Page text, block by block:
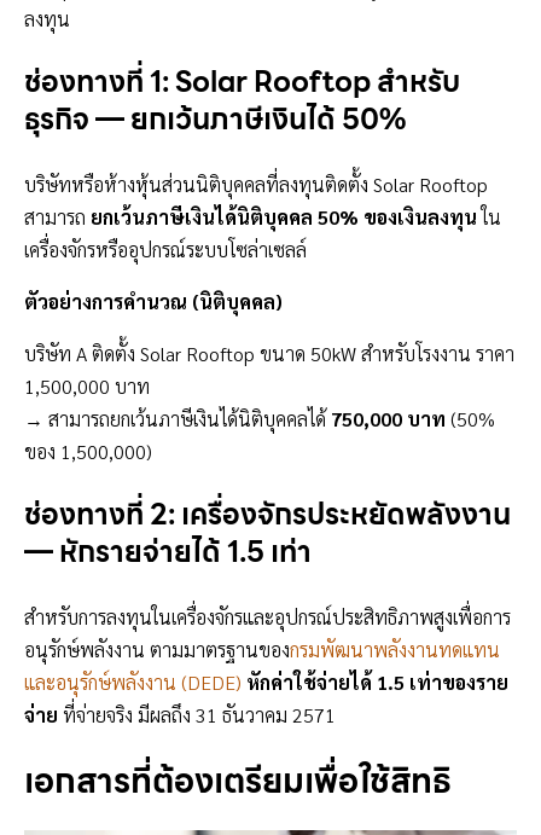
ลงทุน
ช่องทางที่ 1: Solar Rooftop สำหรับ
ธุรกิจ — ยกเว้นภาษีเงินได้ 50%
บริษัทหรือห้างหุ้นส่วนนิติบุคคลที่ลงทุนติดตั้ง Solar Rooftop
สามารถ ยกเว้นภาษีเงินได้นิติบุคคล 50% ของเงินลงทุนใน
เครื่องจักรหรืออุปกรณ์ระบบโซล่าเซลล์
ตัวอย่างการคำนวณ (นิติบุคคล)
บริษัท A ติดตั้ง Solar Rooftop ขนาด 50kW สำหรับโรงงาน ราคา
1,500,000 บาท
→ สามารถยกเว้นภาษีเงินได้นิติบุคคลได้750,000 บาท (50%
ของ 1,500,000)
ช่องทางที่ 2: เครื่องจักรประหยัดพลังงาน
— หักรายจ่ายได้ 1.5 เท่า
สำหรับการลงทุนในเครื่องจักรและอุปกรณ์ประสิทธิภาพสูงเพื่อการ
อนุรักษ์พลังงาน ตามมาตรฐานของกรมพัฒนาพลังงานทดแทน
และอนุรักษ์พลังงาน (DEDE) หักค่าใช้จ่ายได้ 1.5 เท่าของราย
จ่าย ที่จ่ายจริง มีผลถึง 31 ธันวาคม 2571
เอกสารที่ต้องเตรียมเพื่อใช้สิทธิ